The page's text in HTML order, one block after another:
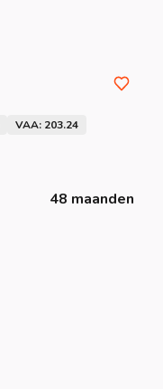
VAA: 203.24
48 maanden